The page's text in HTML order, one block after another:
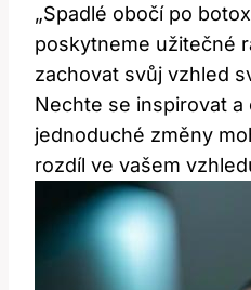
„Spadlé obočí po
poskytneme užitečné
zachovat svůj vzhled
Nechte se inspirovat a
jednoduché změny
rozdíl ve vašem